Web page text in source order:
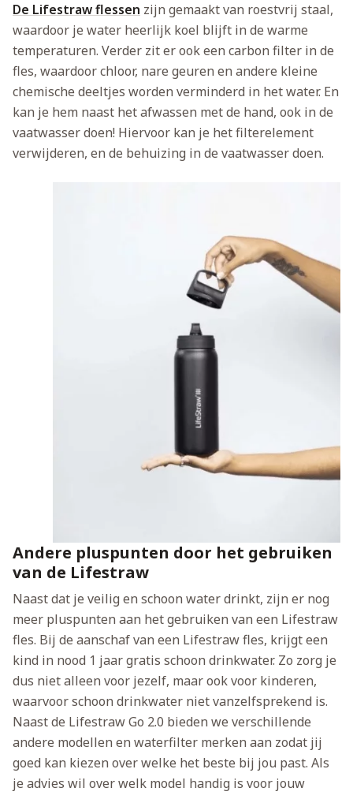
De Lifestraw flessen zijn gemaakt van roestvrij staal,
waardoor je water heerlijk koel blijft in de warme
temperaturen. Verder zit er ook een carbon filter in de
fles, waardoor chloor, nare geuren en andere kleine
chemische deeltjes worden verminderd in het water. En
kan je hem naast het afwassen met de hand, ook in de
vaatwasser doen! Hiervoor kan je het filterelement
verwijderen, en de behuizing in de vaatwasser doen.
Andere pluspunten door het gebruiken
van de Lifestraw
Naast dat je veilig en schoon water drinkt, zijn er nog
meer pluspunten aan het gebruiken van een Lifestraw
fles. Bij de aanschaf van een Lifestraw fles, krijgt een
kind in nood 1 jaar gratis schoon drinkwater. Zo zorg je
dus niet alleen voor jezelf, maar ook voor kinderen,
waarvoor schoon drinkwater niet vanzelfsprekend is.
Naast de Lifestraw Go 2.0 bieden we verschillende
andere modellen en waterfilter merken aan zodat jij
goed kan kiezen over welke het beste bij jou past. Als
je advies wil over welk model handig is voor jouw